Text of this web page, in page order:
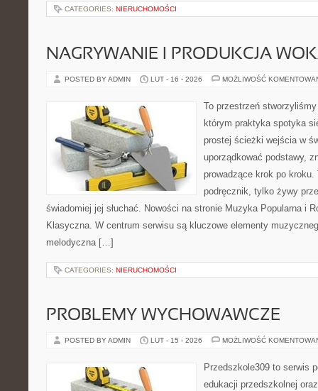
CATEGORIES: NIERUCHOMOŚCI
NAGRYWANIE I PRODUKCJA
POSTED BY ADMIN LUT - 16 - 2026 MOŻLIWOŚĆ
To przestrzeń
którym praktyka spotyka
prostej ścieżki wejścia w
uporządkować podstawy,
prowadzące krok po
podręcznik, tylko żywy
świadomiej jej słuchać. Nowości na stronie Muzyka Popularna i
Klasyczna. W centrum serwisu są kluczowe elementy
melodyczna […]
CATEGORIES: NIERUCHOMOŚCI
PROBLEMY WYCHOWAWCZE
POSTED BY ADMIN LUT - 15 - 2026 MOŻLIWOŚĆ
Przedszkole309 to serwis
edukacji przedszkolnej